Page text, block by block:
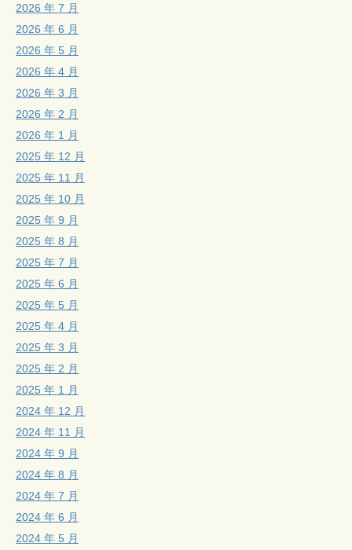
2026 年 7 月
2026 年 6 月
2026 年 5 月
2026 年 4 月
2026 年 3 月
2026 年 2 月
2026 年 1 月
2025 年 12 月
2025 年 11 月
2025 年 10 月
2025 年 9 月
2025 年 8 月
2025 年 7 月
2025 年 6 月
2025 年 5 月
2025 年 4 月
2025 年 3 月
2025 年 2 月
2025 年 1 月
2024 年 12 月
2024 年 11 月
2024 年 9 月
2024 年 8 月
2024 年 7 月
2024 年 6 月
2024 年 5 月